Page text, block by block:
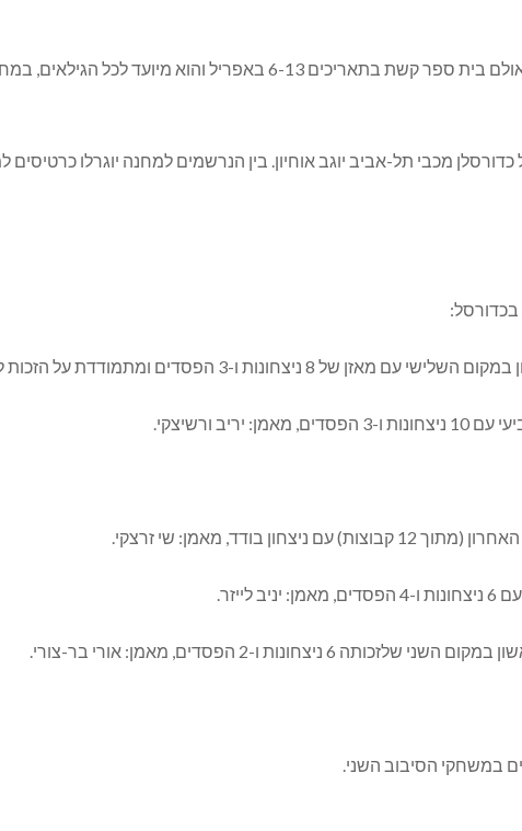
מכבי תל-אביב יוגב אוחיון. בין הנרשמים למחנה יוגרלו
בכדורסל:
על הזכות להעפיל לליגה לאומית לנוער. מאמן: שי זרצקי.
ורשיצקי.
בודד, מאמן: שי זרצקי.
ו-2 הפסדים, מאמן: אורי בר-צורי.
במשחקי הסיבוב השני.